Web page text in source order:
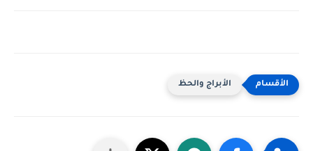
الأبراج والحظ